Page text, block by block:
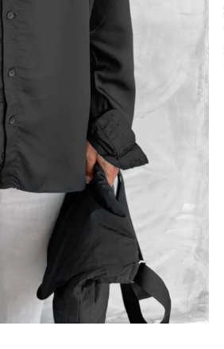
Baggy Şort
Keten Şort
Kargo Şort
İKİLİ TAKIM
Gömlek Pantolon Takım
Ceket Pantolon Takım
Eşofman Takımı